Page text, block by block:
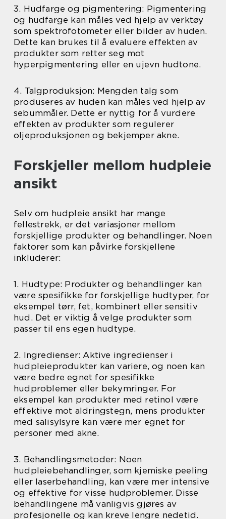
3. Hudfarge og pigmentering: Pigmentering
og hudfarge kan måles ved hjelp av verktøy
som spektrofotometer eller bilder av huden.
Dette kan brukes til å evaluere effekten av
produkter som retter seg mot
hyperpigmentering eller en ujevn hudtone.
4. Talgproduksjon: Mengden talg som
produseres av huden kan måles ved hjelp av
sebummåler. Dette er nyttig for å vurdere
effekten av produkter som regulerer
oljeproduksjonen og bekjemper akne.
Forskjeller mellom hudpleie
ansikt
Selv om hudpleie ansikt har mange
fellestrekk, er det variasjoner mellom
forskjellige produkter og behandlinger. Noen
faktorer som kan påvirke forskjellene
inkluderer:
1. Hudtype: Produkter og behandlinger kan
være spesifikke for forskjellige hudtyper, for
eksempel tørr, fet, kombinert eller sensitiv
hud. Det er viktig å velge produkter som
passer til ens egen hudtype.
2. Ingredienser: Aktive ingredienser i
hudpleieprodukter kan variere, og noen kan
være bedre egnet for spesifikke
hudproblemer eller bekymringer. For
eksempel kan produkter med retinol være
effektive mot aldringstegn, mens produkter
med salisylsyre kan være mer egnet for
personer med akne.
3. Behandlingsmetoder: Noen
hudpleiebehandlinger, som kjemiske peeling
eller laserbehandling, kan være mer intensive
og effektive for visse hudproblemer. Disse
behandlingene må vanligvis gjøres av
profesjonelle og kan kreve lengre nedetid.